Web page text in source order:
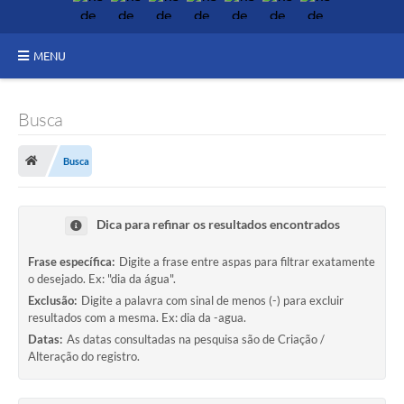
MENU
A História
Galeria de Fotos
Diário Oficial
Prestação de Contas
Conselhos Municipais
Busca
Busca
Dica para refinar os resultados encontrados
Frase específica: Digite a frase entre aspas para filtrar exatamente
o desejado. Ex: "dia da água".
Exclusão: Digite a palavra com sinal de menos (-) para excluir
resultados com a mesma. Ex: dia da -agua.
Datas: As datas consultadas na pesquisa são de Criação /
Alteração do registro.